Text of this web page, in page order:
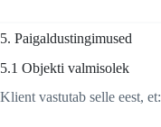
5. Paigaldustingimused
5.1 Objekti valmisolek
Klient vastutab selle eest, et: